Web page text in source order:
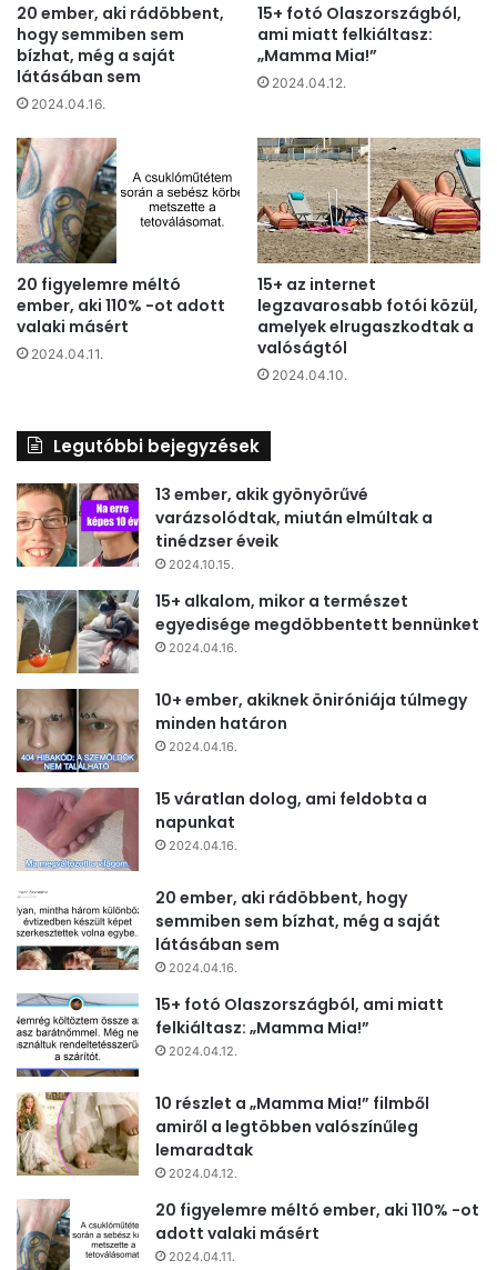
20 ember, aki rádöbbent,
hogy semmiben sem
bízhat, még a saját
látásában sem
2024.04.16.
15+ fotó Olaszországból,
ami miatt felkiáltasz:
„Mamma Mia!”
2024.04.12.
20 figyelemre méltó
ember, aki 110% -ot adott
valaki másért
2024.04.11.
15+ az internet
legzavarosabb fotói közül,
amelyek elrugaszkodtak a
valóságtól
2024.04.10.
Legutóbbi bejegyzések
13 ember, akik gyönyörűvé
varázsolódtak, miután elmúltak a
tinédzser éveik
2024.10.15.
15+ alkalom, mikor a természet
egyedisége megdöbbentett bennünket
2024.04.16.
10+ ember, akiknek öniróniája túlmegy
minden határon
2024.04.16.
15 váratlan dolog, ami feldobta a
napunkat
2024.04.16.
20 ember, aki rádöbbent, hogy
semmiben sem bízhat, még a saját
látásában sem
2024.04.16.
15+ fotó Olaszországból, ami miatt
felkiáltasz: „Mamma Mia!”
2024.04.12.
10 részlet a „Mamma Mia!” filmből
amiről a legtöbben valószínűleg
lemaradtak
2024.04.12.
20 figyelemre méltó ember, aki 110% -ot
adott valaki másért
2024.04.11.